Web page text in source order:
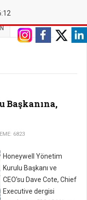
6823
Honeywell Yönetim
Kurulu Başkanı ve
CEO’su Dave Cote, Chief
Executive dergisi